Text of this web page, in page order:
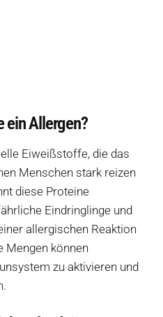
ein Allergen?
Eiweißstoffe, die das
Menschen stark reizen
diese Proteine
Eindringlinge und
allergischen Reaktion
Mengen können
zu aktivieren und
Erdnüsse?
wenn ich keine Erdnüsse vertrage?
noch bezeichnet?
ersetzen Erdnüsse?